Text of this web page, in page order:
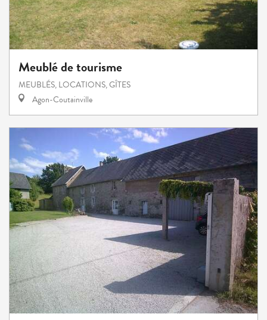
Meublé de tourisme
MEUBLÉS, LOCATIONS, GÎTES
Agon-Coutainville